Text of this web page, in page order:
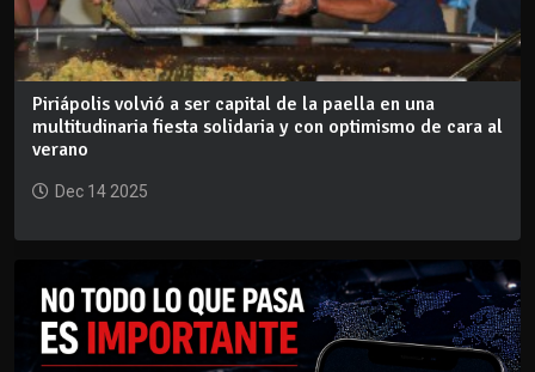
Piriápolis volvió a ser capital de la paella en una
multitudinaria fiesta solidaria y con optimismo de cara al
verano
Dec 14 2025